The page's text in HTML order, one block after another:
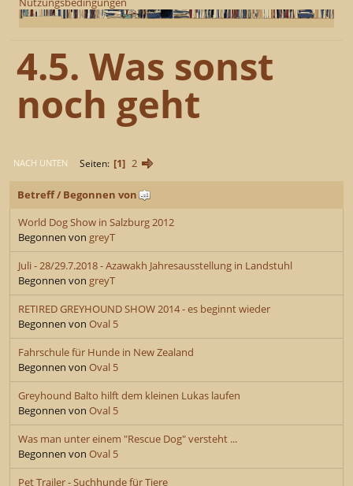
4.5. Was sonst
noch geht
NACH UNTEN Seiten 1 2
Betreff/ Begonnen von
World Dog Show in Salzburg 2012
Begonnen von greyT
Juli - 28/29.7.2018 - Azawakh Jahresausstellung in Landstuhl
Begonnen von greyT
RETIRED GREYHOUND SHOW 2014 - es beginnt wieder
Begonnen von Oval 5
Fahrschule für Hunde in New Zealand
Begonnen von Oval 5
Greyhound Balto hilft dem kleinen Lukas laufen
Begonnen von Oval 5
Was man unter einem "Rescue Dog" versteht ...
Begonnen von Oval 5
Pet Trailer - Suchhunde für Tiere